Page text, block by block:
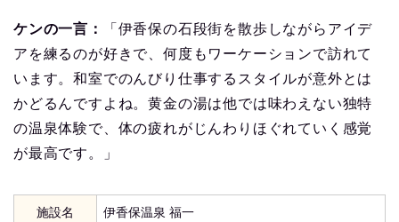
ケンの一言：
「伊香保の石段街を散歩しながらアイデ
アを練るのが好きで、何度もワーケーションで訪れて
います。和室でのんびり仕事するスタイルが意外とは
かどるんですよね。黄金の湯は他では味わえない独特
の温泉体験で、体の疲れがじんわりほぐれていく感覚
が最高です。」
施設名 伊香保温泉 福一